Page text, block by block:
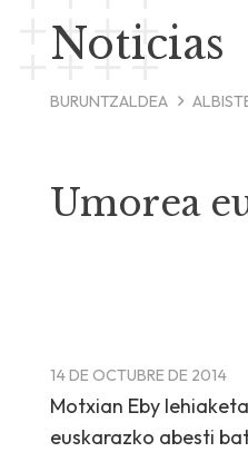
Noticias
BURUNTZALDEA
Umorea
14 DE OCTUBRE DE 2014
Motxian Eby
euskarazko abesti